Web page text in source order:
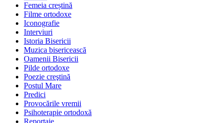
Femeia creștină
Filme ortodoxe
Iconografie
Interviuri
Istoria Bisericii
Muzica bisericească
Oamenii Bisericii
Pilde ortodoxe
Poezie creştină
Postul Mare
Predici
Provocările vremii
Psihoterapie ortodoxă
Reportaje